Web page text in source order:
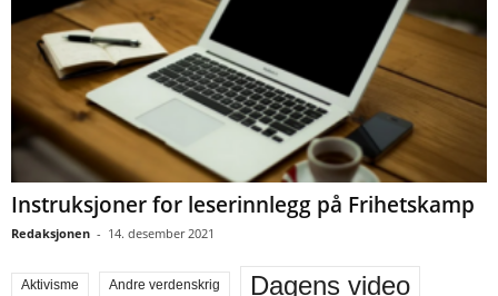
Instruksjoner for leserinnlegg på Frihetskamp
Redaksjonen - 14. desember 2021
Aktivisme Andre verdenskrig Dagens video